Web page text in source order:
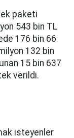
paketi
543 bin TL
176 bin 66
132 bin
15 bin 637
verildi.
isteyenler